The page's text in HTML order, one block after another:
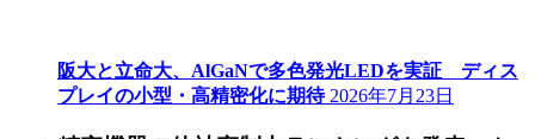
阪大と立命大、AlGaNで多色発光LEDを実証 ディス
プレイの小型・高精密化に期待 2026年7月23日